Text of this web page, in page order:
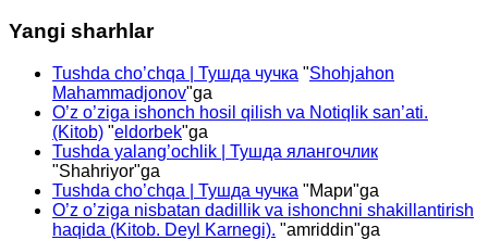
Yangi sharhlar
Tushda cho’chqa | Тушда чучка "Shohjahon
Mahammadjonov"ga
O’z o’ziga ishonch hosil qilish va Notiqlik san’ati.
(Kitob) "eldorbek"ga
Tushda yalang’ochlik | Тушда ялангочлик
"Shahriyor"ga
Tushda cho’chqa | Тушда чучка "Мари"ga
O’z o’ziga nisbatan dadillik va ishonchni shakillantirish
haqida (Kitob. Deyl Karnegi). "amriddin"ga